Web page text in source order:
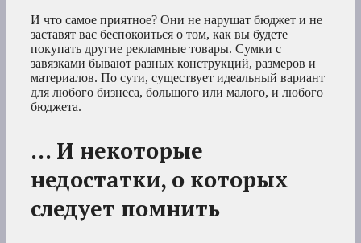
И что самое приятное? Они не нарушат бюджет и не
заставят вас беспокоиться о том, как вы будете
покупать другие рекламные товары. Сумки с
завязками бывают разных конструкций, размеров и
материалов. По сути, существует идеальный вариант
для любого бизнеса, большого или малого, и любого
бюджета.
… И некоторые
недостатки, о которых
следует помнить